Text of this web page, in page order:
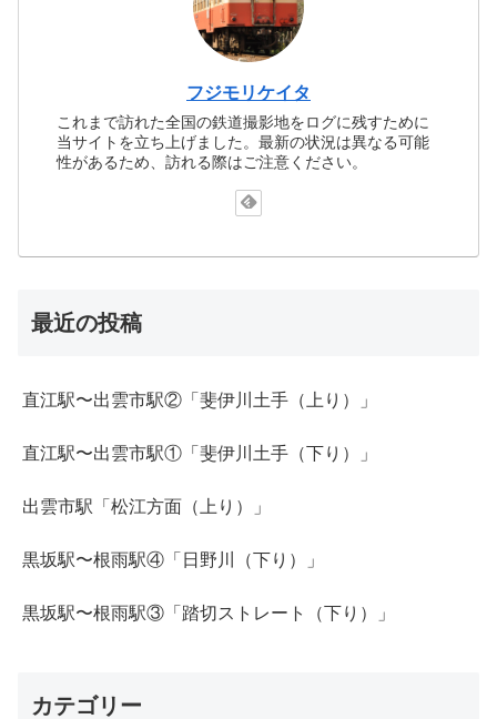
フジモリケイタ
これまで訪れた全国の鉄道撮影地をログに残すために
当サイトを立ち上げました。最新の状況は異なる可能
性があるため、訪れる際はご注意ください。
最近の投稿
直江駅〜出雲市駅②「斐伊川土手（上り）」
直江駅〜出雲市駅①「斐伊川土手（下り）」
出雲市駅「松江方面（上り）」
黒坂駅〜根雨駅④「日野川（下り）」
黒坂駅〜根雨駅③「踏切ストレート（下り）」
カテゴリー